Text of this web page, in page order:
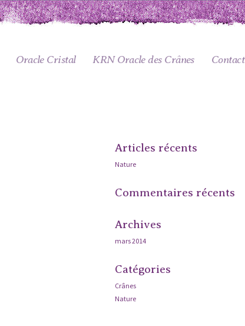
Oracle Cristal KRN Oracle des Crânes Contact
Articles récents
Nature
Commentaires récents
Archives
mars 2014
Catégories
Crânes
Nature